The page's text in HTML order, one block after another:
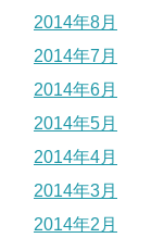
2014年8月
2014年7月
2014年6月
2014年5月
2014年4月
2014年3月
2014年2月